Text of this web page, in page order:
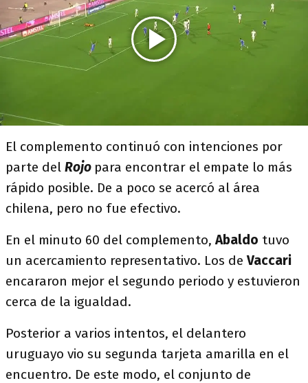
El complemento continuó con intenciones por
parte del Rojo para encontrar el empate lo más
rápido posible. De a poco se acercó al área
chilena, pero no fue efectivo.
En el minuto 60 del complemento,Abaldo tuvo
un acercamiento representativo. Los deVaccari
encararon mejor el segundo periodo y estuvieron
cerca de la igualdad.
Posterior a varios intentos, el delantero
uruguayo vio su segunda tarjeta amarilla en el
encuentro. De este modo, el conjunto de